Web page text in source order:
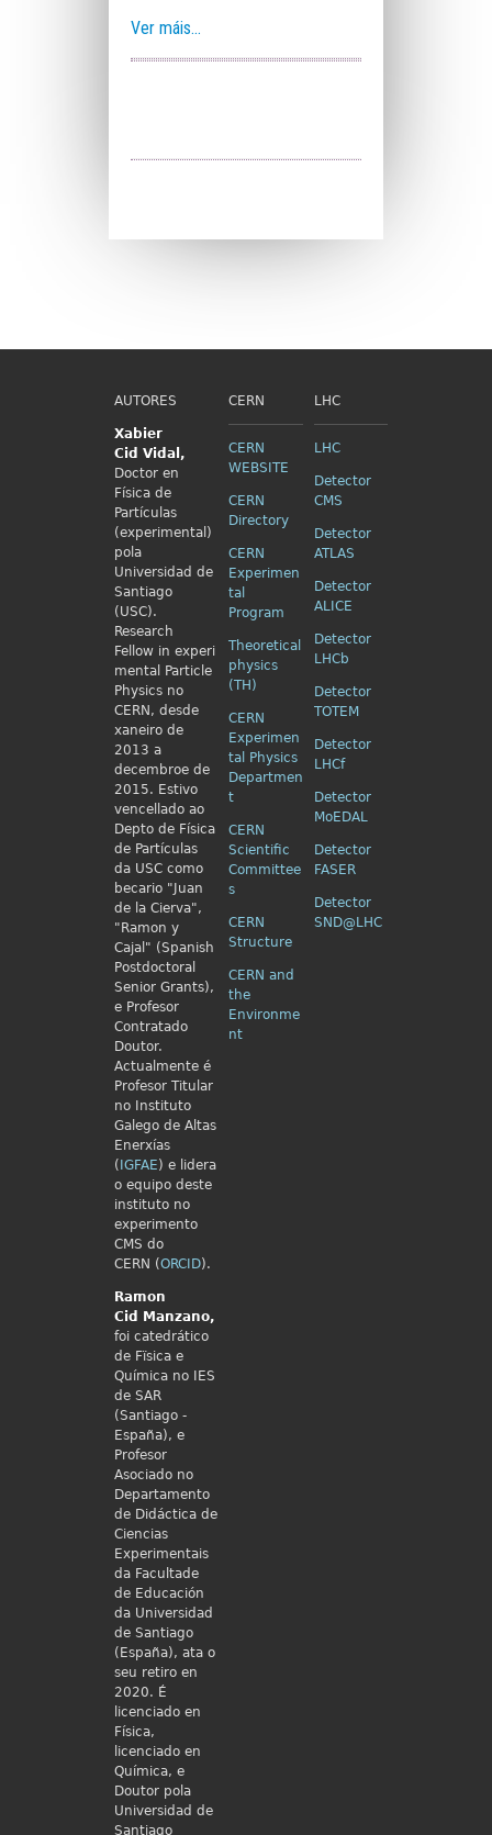
Ver máis...
AUTORES
Xabier
Cid Vidal,
Doctor en
Física de
Partículas
(experimental)
pola
Universidad de
Santiago
(USC).
Research
Fellow in experi
mental Particle
Physics no
CERN, desde
xaneiro de
2013 a
decembroe de
2015. Estivo
vencellado ao
Depto de Física
de Partículas
da USC como
becario "Juan
de la Cierva",
"Ramon y
Cajal" (Spanish
Postdoctoral
Senior Grants),
e Profesor
Contratado
Doutor.
Actualmente é
Profesor Titular
no Instituto
Galego de Altas
Enerxías
( IGFAE) e lidera
o equipo deste
instituto no
experimento
CMS do
CERN (ORCID).
Ramon
Cid
Manzano,
foi catedrático
de Fïsica e
Química no IES
de SAR
(Santiago -
España), e
Profesor
Asociado no
Departamento
de Didáctica de
Ciencias
Experimentais
da Facultade
de Educación
da Universidad
de Santiago
(España), ata o
seu retiro en
2020. É
licenciado en
Física,
licenciado en
Química, e
Doutor pola
Universidad de
Santiago
CERN
CERN
WEBSITE
CERN
Directory
CERN
Experimen
tal
Program
Theoretical
physics
(TH)
CERN
Experimen
tal Physics
Departmen
t
CERN
Scientific
Committee
s
CERN
Structure
CERN and
the
Environme
nt
LHC
LHC
Detector
CMS
Detector
ATLAS
Detector
ALICE
Detector
LHCb
Detector
TOTEM
Detector
LHCf
Detector
MoEDAL
Detector
FASER
Detector
SND@LHC